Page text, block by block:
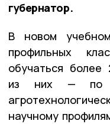
губернатор.
В новом
профильных
обучаться
из них — по
научному